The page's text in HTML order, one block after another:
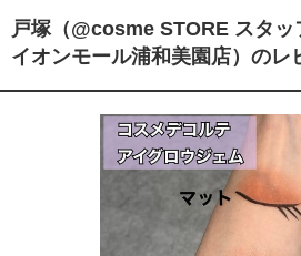
戸塚（@cosme STORE スタ
イオンモール浦和美園店）のレ